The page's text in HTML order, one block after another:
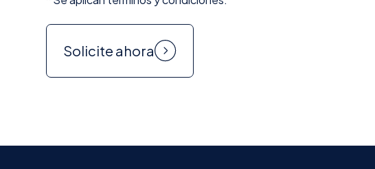
Solicite ahora